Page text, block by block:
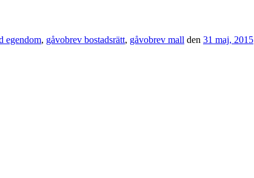
egendom, gåvobrev bostadsrätt, gåvobrev mall den 31 maj, 2015